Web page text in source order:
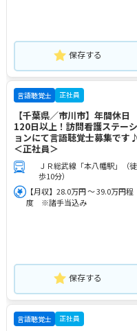
保存する
言語聴覚士 正社員
【千葉県／市川市】年間休日
120日以上！訪問看護ステーシ
ョンにて言語聴覚士募集です♪
＜正社員＞
ＪＲ総武線「本八幡駅」（徒
歩10分）
【月収】28.0万円 ～ 39.0万円程
度 ※諸手当込み
保存する
言語聴覚士 正社員